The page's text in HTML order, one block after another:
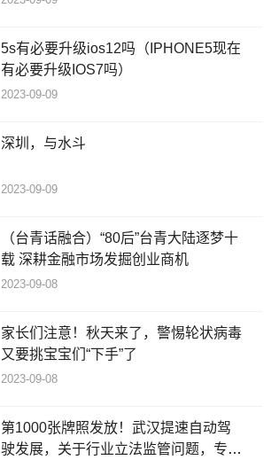
5s有必要升级ios12吗（IPHONE5现在
有必要升级IOS7吗）
2023-09-09
深圳，与水斗
2023-09-09
（台青话融合）“80后”台青大陆逐梦十
载 深耕金融市场发掘创业商机
2023-09-08
家长们注意！秋天来了，警惕轮状病毒
又要挑宝宝们“下手”了
2023-09-08
第1000张牌照发放！武汉提速自动驾
驶发展，关于行业立法监管问题，专家